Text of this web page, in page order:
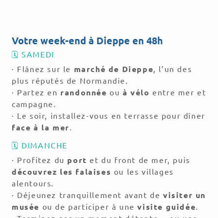
Votre week-end à Dieppe en 48h
🗓 SAMEDI
· Flânez sur le marché de Dieppe, l’un des
plus réputés de Normandie.
· Partez en randonnée ouà vélo entre mer et
campagne.
· Le soir, installez-vous en terrasse pour dîner
face à la mer.
🗓 DIMANCHE
· Profitez du port et du front de mer, puis
découvrez les falaises ou les villages
alentours.
· Déjeunez tranquillement avant de visiter un
musée ou de participer à unevisite guidée.